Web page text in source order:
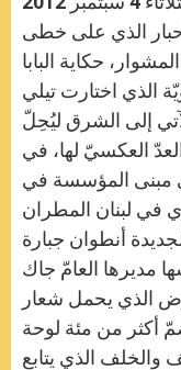
p e
r
k
الذي على خطى
حكاية البابا
الذي اختارت تيلي
إلى الشرق ليُحِلّ
العكسيّ لها، في
المؤسسة في
في لبنان المطران
أنطوان جبارة
مديرها العامّ جاك
الذي يحمل شعار
أكثر من مئة لوحة
والخلف الذي يتابع